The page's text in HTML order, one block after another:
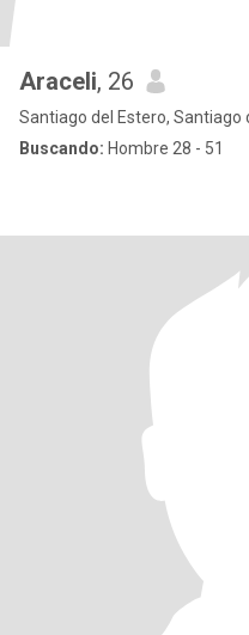
Araceli, 26
Santiago del Estero, Santiago
Buscando: Hombre 28 - 51